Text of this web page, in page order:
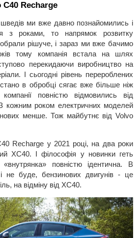
Recharge
ми вже давно познайомились і
з роками, то напрямок розвитку
обрали рішуче, і зараз ми вже бачимо
тому компанія встала на шлях
перекидаючи виробництво на
І сьогодні рівень перероблених
в обробці сягає вже більше ніж
повністю відмовились від
З кожним роком електричних моделей
менше. Тож майбутнє від Volvo
Recharge у 2021 році, на два роки
XC40. І філософія у новинки геть
повністю ідентична. В
не буде, бензинових двигунів - це
на відміну від XC40.